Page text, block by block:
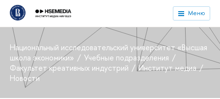
Меню
Национальный исследовательский университет «Высшая
школа экономики»
Учебные подразделения
Факультет креативных индустрий
Институт медиа
Новости